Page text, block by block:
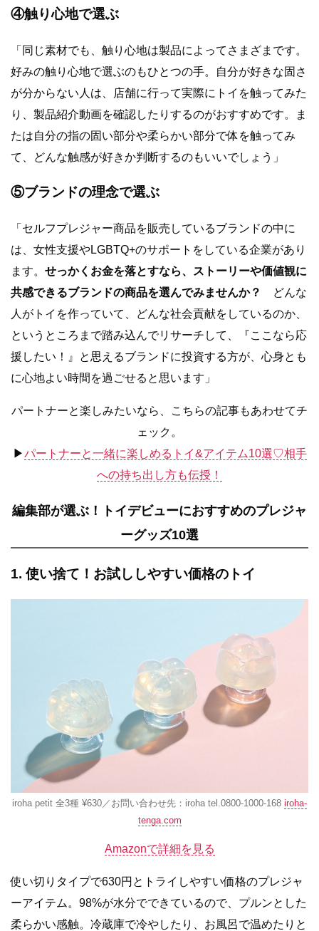
④触り心地で選ぶ
「同じ素材でも、触り心地は製品によってさまざまです。
好みの触り心地で選ぶのもひとつの手。自分が好きな固さ
が分からない人は、店舗に行って実際にトイを触ってみた
り、製品紹介動画を確認したりするのがおすすめです。ま
たは自分の指の固い部分や柔らかい部分で体を触ってみ
て、どんな触感が好きか判断するのもいいでしょう」
⑤ブランドの理念で選ぶ
「セルフプレジャー商品を販売しているブランドの中に
は、女性支援やLGBTQ+のサポートをしている企業があり
ます。 せっかくお金を落とすなら、ストーリーや価値観に
共感できるブランドの商品を選んでみませんか？
どんな
人がトイを作っていて、どんな社会貢献をしているのか、
というところまで踏み込んでリサーチして、『ここなら応
援したい！』と思えるブランドに投資する方が、心身とも
に心地よい時間を過ごせると思います 」
パートナーと楽しみたいなら、こちらの記事もあわせてチ
ェック。
▶︎パートナーと一緒に楽しめるトイ&アイテム10選♡相手
への持ち出し方も伝授！
編集部が選ぶ！トイデビューにおすすめのプレジャ
ーグッズ10選
1. 使い捨て！お試ししやすい価格のトイ
iroha petit 全3種 ¥630／お問い合わせ先：iroha tel.0800-1000-168 iroha-
tenga.com
Amazonで詳細を見る
使い切りタイプで630円とトライしやすい価格のプレジャ
ーアイテム。98%が水分でできているので、プルンとした
柔らかい感触。冷蔵庫で冷やしたり、お風呂で温めたりと